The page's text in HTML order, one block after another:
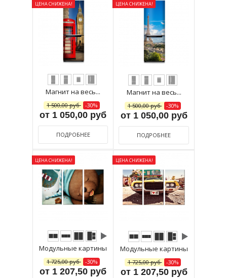
ЦЕНА СНИЖЕНА!
Магнит на весь...
1 500,00 руб -30%
от 1 050,00 руб
ПОДРОБНЕЕ
ЦЕНА СНИЖЕНА!
Магнит на весь...
1 500,00 руб -30%
от 1 050,00 руб
ПОДРОБНЕЕ
ЦЕНА СНИЖЕНА!
Модульные картины
1 725,00 руб -30%
от 1 207,50 руб
ЦЕНА СНИЖЕНА!
Модульные картины
1 725,00 руб -30%
от 1 207,50 руб